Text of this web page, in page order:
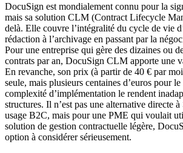
DocuSign est mondialement connu pour la
mais sa solution CLM (Contract Lifecycle
delà. Elle couvre l’intégralité du cycle de vie
rédaction à l’archivage en passant par la
Pour une entreprise qui gère des dizaines ou
contrats par an, DocuSign CLM apporte une
En revanche, son prix (à partir de 40 € par
seule, mais plusieurs centaines d’euros pour
complexité d’implémentation le rendent
structures. Il n’est pas une alternative directe
usage B2C, mais pour une PME qui voulait
solution de gestion contractuelle légère,
option à considérer sérieusement.